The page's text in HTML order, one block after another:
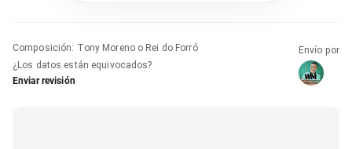
Composición: Tony Moreno o Rei do Forró
¿Los datos están equivocados?
Enviar revisión
Envío por